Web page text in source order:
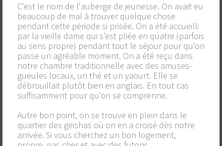
C'est le nom de l'auberge de jeunesse. On avait eu
beaucoup de mal à trouver quelque chose
pendant cette période si prisée. On a été accueilli
par la vieille dame qui s'est pliée en quatre (parfois
au sens propre) pendant tout le séjour pour qu'on
passe un agréable moment. On a été reçu dans
notre chambre traditionnelle avec des amuses-
gueules locaux, un thé et un yaourt. Elle se
débrouillait plutôt bien en anglais. En tout cas
suffisamment pour qu'on se comprenne.
Autre bon point, on se trouve en plein dans le
quartier des geishas où on en a croisé dès notre
arrivée. Si vous cherchez un bon logement,